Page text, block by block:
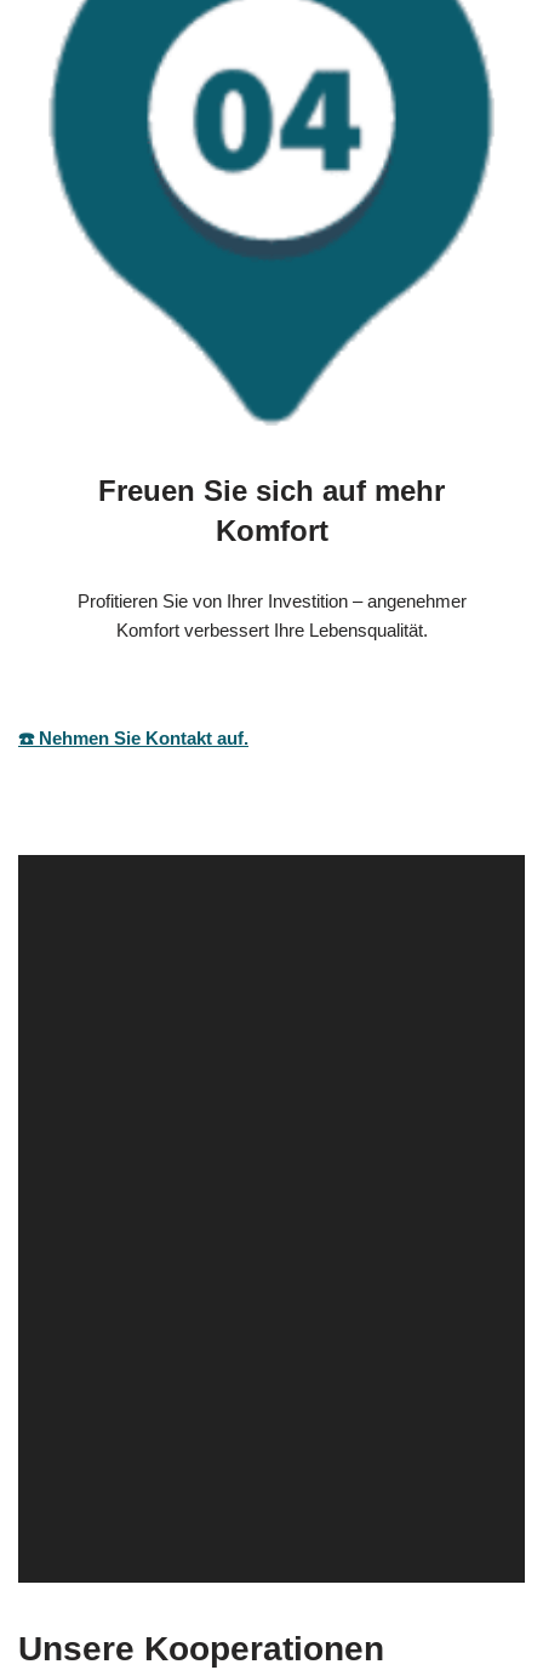
Freuen Sie sich auf mehr
Komfort
Profitieren Sie von Ihrer Investition – angenehmer
Komfort verbessert Ihre Lebensqualität.
☎️ Nehmen Sie Kontakt auf.
Unsere Kooperationen